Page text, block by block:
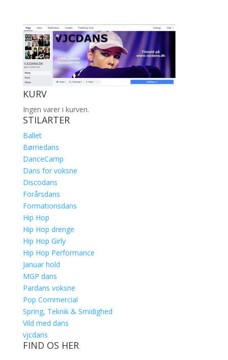
KURV
Ingen varer i kurven.
STILARTER
Ballet
Børnedans
DanceCamp
Dans for voksne
Discodans
Forårsdans
Formationsdans
Hip Hop
Hip Hop drenge
Hip Hop Girly
Hip Hop Performance
Januar hold
MGP dans
Pardans voksne
Pop Commercial
Spring, Teknik & Smidighed
Vild med dans
vjcdans
FIND OS HER